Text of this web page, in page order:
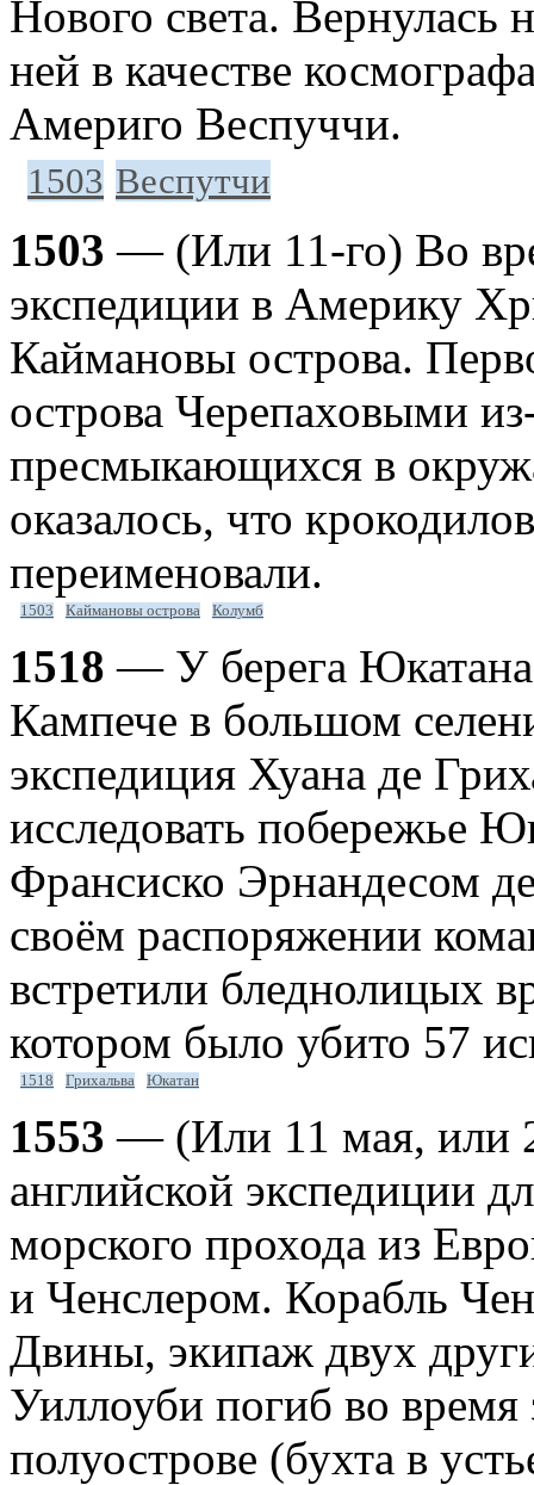
Нового света.
ней в качестве
Америго Веспуччи.
1503 Веспутчи
1503 — (Или 11-го) Во
экспедиции в Америку
Каймановы острова.
острова Черепаховыми
пресмыкающихся в
оказалось, что
переименовали.
1503 Каймановы острова Колумб
1518 — У берега Юкатана
Кампече в большом
экспедиция Хуана де
исследовать побережье
Франсиско Эрнандесом
своём распоряжении
встретили бледнолицых
котором было убито 57
1518 Грихальва Юкатан
1553 — (Или 11 мая, или
английской экспедиции
морского прохода из
и Ченслером. Корабль
Двины, экипаж двух
Уиллоуби погиб во
полуострове (бухта в